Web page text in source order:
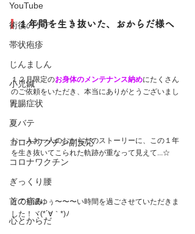
YouTube
術後のケア
帯状疱疹
じんましん
小児鍼
胃腸症状
夏バテ
コロナワクチン副反応
コロナワクチン
ぎっくり腰
首の痛み
心とからだ
１年間を生き抜いた、おからだ様へ
１２月限定のお身体のメンテナンス納めにたくさん
のご依頼をいただき、本当にありがとうございまし
た。
お一人お一人のおからだのストーリーに、この１年
を生き抜いてこられた軌跡が重なって見えて...☆
とても濃ゆぅ〜〜〜い時間を過ごさせていただきま
した！ヾ(*´∀｀*)ﾉ